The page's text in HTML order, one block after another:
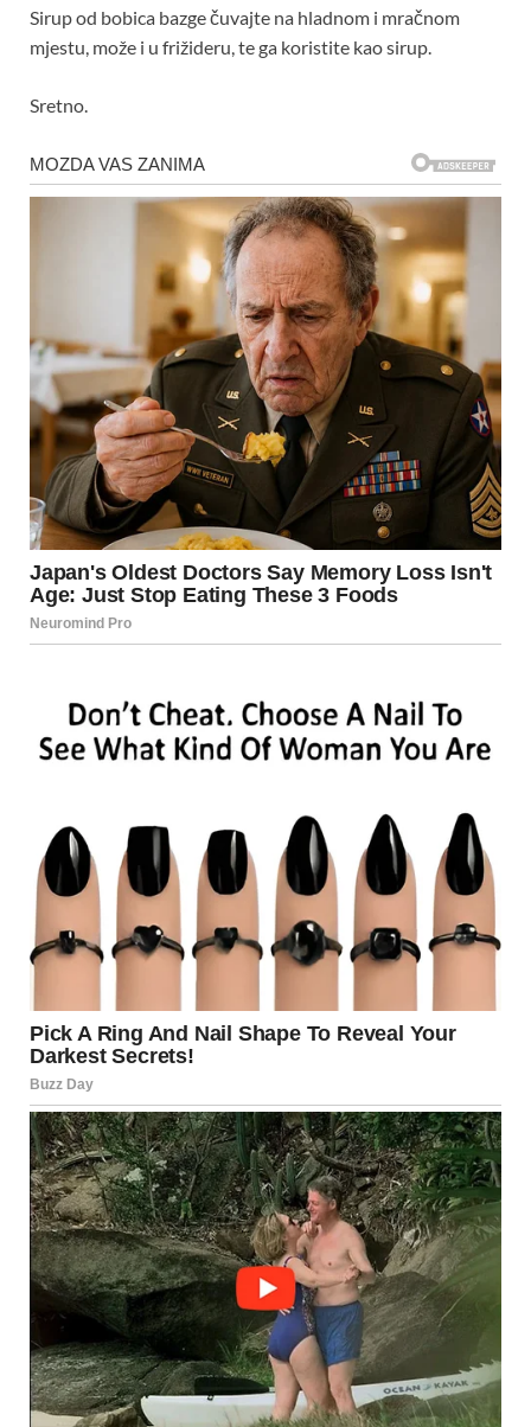
Sirup od bobica bazge čuvajte na hladnom i mračnom
mjestu, može i u frižideru, te ga koristite kao sirup.
Sretno.